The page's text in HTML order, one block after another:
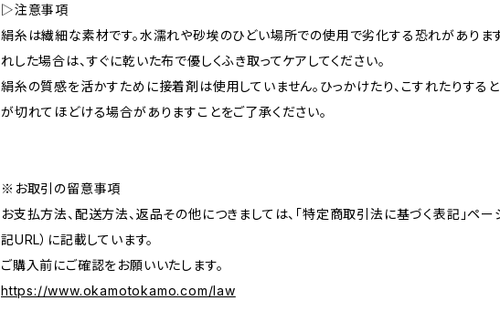
▷注意事項
絹糸は繊細な素材です。水濡れや砂埃のひどい場所での使用で劣化する恐れがありま
れした場合は、すぐに乾いた布で優しくふき取ってケアしてください。
絹糸の質感を活かすために接着剤は使用していません。ひっかけたり、こすれたりする
が切れてほどける場合がありますことをご了承ください。
※お取引の留意事項
お支払方法、配送方法、返品その他につきましては、「特定商取引法に基づく表記」ペー
記URL）に記載しています。
ご購入前にご確認をお願いいたします。
https://www.okamotokamo.com/law